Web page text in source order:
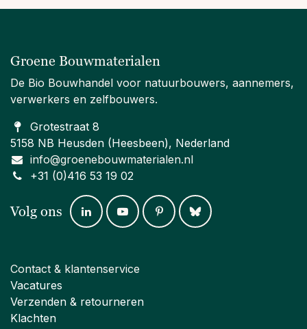
Groene Bouwmaterialen
De Bio Bouwhandel voor natuurbouwers, aannemers,
verwerkers en zelfbouwers.
Grotestraat 8
5158 NB Heusden (Heesbeen), Nederland
info@groenebouwmaterialen.nl
+31 (0)416 53 19 02
Volg ons
Contact & klantenservice
Vacatures
Verzenden & retourneren
Klachten